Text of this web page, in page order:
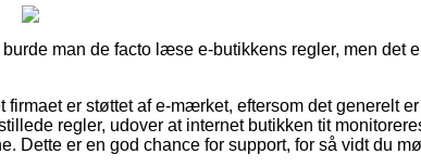
man de facto læse e-butikkens regler, men det
er støttet af e-mærket, eftersom det generelt
regler, udover at internet butikken tit
Dette er en god chance for support, for så vidt du